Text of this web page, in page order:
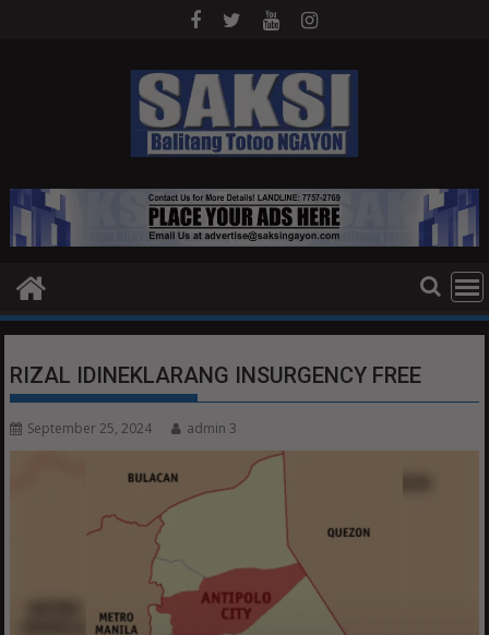
RIZAL IDINEKLARANG INSURGENCY FREE
September 25, 2024 admin 3